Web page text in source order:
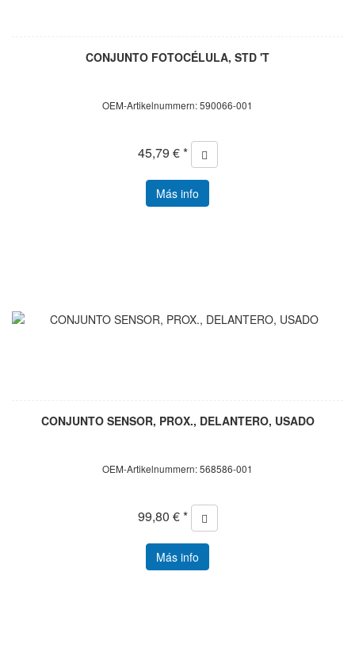
CONJUNTO FOTOCÉLULA, STD 'T
OEM-Artikelnummern: 590066-001
45,79 € *
Más info
CONJUNTO SENSOR, PROX., DELANTERO, USADO
OEM-Artikelnummern: 568586-001
99,80 € *
Más info